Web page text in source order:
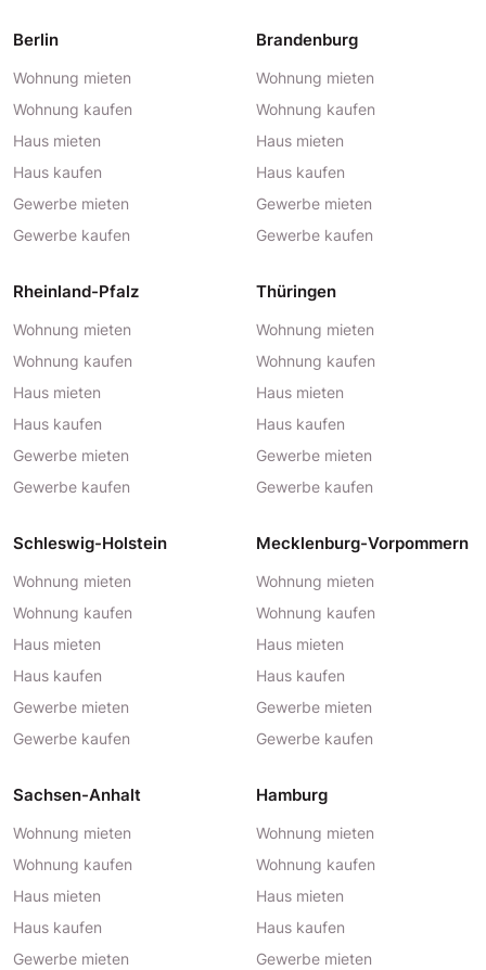
Berlin
Wohnung mieten
Wohnung kaufen
Haus mieten
Haus kaufen
Gewerbe mieten
Gewerbe kaufen
Brandenburg
Wohnung mieten
Wohnung kaufen
Haus mieten
Haus kaufen
Gewerbe mieten
Gewerbe kaufen
Rheinland-Pfalz
Wohnung mieten
Wohnung kaufen
Haus mieten
Haus kaufen
Gewerbe mieten
Gewerbe kaufen
Thüringen
Wohnung mieten
Wohnung kaufen
Haus mieten
Haus kaufen
Gewerbe mieten
Gewerbe kaufen
Schleswig-Holstein
Wohnung mieten
Wohnung kaufen
Haus mieten
Haus kaufen
Gewerbe mieten
Gewerbe kaufen
Mecklenburg-Vorpommern
Wohnung mieten
Wohnung kaufen
Haus mieten
Haus kaufen
Gewerbe mieten
Gewerbe kaufen
Sachsen-Anhalt
Wohnung mieten
Wohnung kaufen
Haus mieten
Haus kaufen
Gewerbe mieten
Hamburg
Wohnung mieten
Wohnung kaufen
Haus mieten
Haus kaufen
Gewerbe mieten